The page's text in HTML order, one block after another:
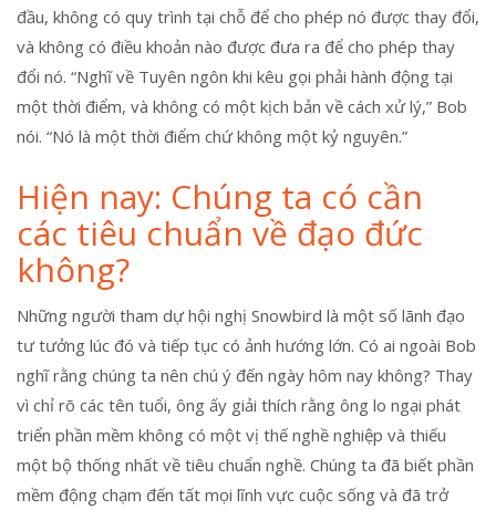
đầu, không có quy trình tại chỗ để cho phép nó được thay đổi,
và không có điều khoản nào được đưa ra để cho phép thay
đổi nó. “Nghĩ về Tuyên ngôn khi kêu gọi phải hành động tại
một thời điểm, và không có một kịch bản về cách xử lý,” Bob
nói. “Nó là một thời điểm chứ không một kỷ nguyên.”
Hiện nay: Chúng ta có cần
các tiêu chuẩn về đạo đức
không?
Những người tham dự hội nghị Snowbird là một số lãnh đạo
tư tưởng lúc đó và tiếp tục có ảnh hướng lớn. Có ai ngoài Bob
nghĩ rằng chúng ta nên chú ý đến ngày hôm nay không? Thay
vì chỉ rõ các tên tuổi, ông ấy giải thích rằng ông lo ngại phát
triển phần mềm không có một vị thế nghề nghiệp và thiếu
một bộ thống nhất về tiêu chuẩn nghề. Chúng ta đã biết phần
mềm động chạm đến tất mọi lĩnh vực cuộc sống và đã trở